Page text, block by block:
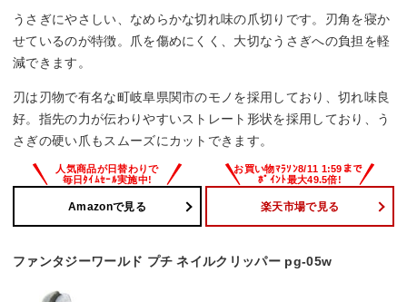
うさぎにやさしい、なめらかな切れ味の爪切りです。刃角を寝か
せているのが特徴。爪を傷めにくく、大切なうさぎへの負担を軽
減できます。
刃は刃物で有名な町岐阜県関市のモノを採用しており、切れ味良
好。指先の力が伝わりやすいストレート形状を採用しており、う
さぎの硬い爪もスムーズにカットできます。
Amazonで見る 楽天市場で見る
ファンタジーワールド プチ ネイルクリッパー pg-05w